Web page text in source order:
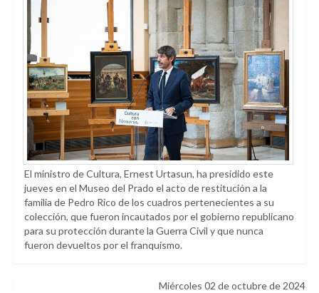
El ministro de Cultura, Ernest Urtasun, ha presidido este
jueves en el Museo del Prado el acto de restitución a la
familia de Pedro Rico de los cuadros pertenecientes a su
colección, que fueron incautados por el gobierno republicano
para su protección durante la Guerra Civil y que nunca
fueron devueltos por el franquismo.
Miércoles 02 de octubre de 2024